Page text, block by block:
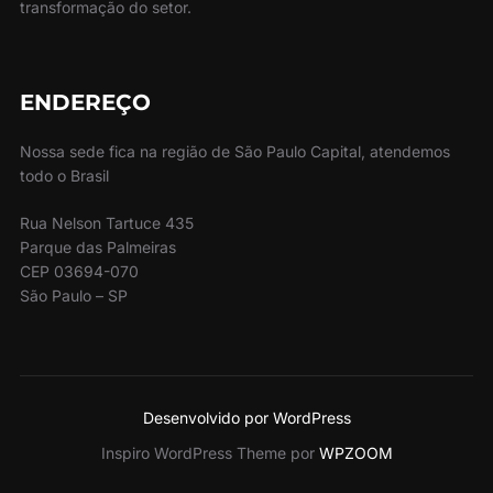
transformação do setor.
ENDEREÇO
Nossa sede fica na região de São Paulo Capital, atendemos
todo o Brasil
Rua Nelson Tartuce 435
Parque das Palmeiras
CEP 03694-070
São Paulo – SP
Desenvolvido por WordPress
Inspiro WordPress Theme por WPZOOM